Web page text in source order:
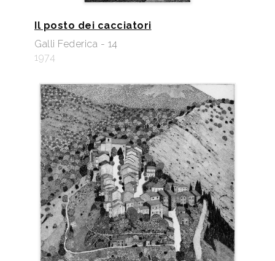
Il posto dei cacciatori
Galli Federica - 14
1974